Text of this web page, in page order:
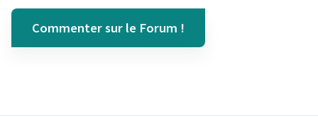
Commenter sur le Forum !